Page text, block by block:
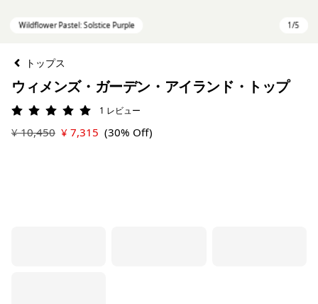
トップス
ウィメンズ・ガーデン・アイランド・トップ
評価: 5 / 5 1 レビュー
¥ 10,450 ¥ 7,315 (30% Off)